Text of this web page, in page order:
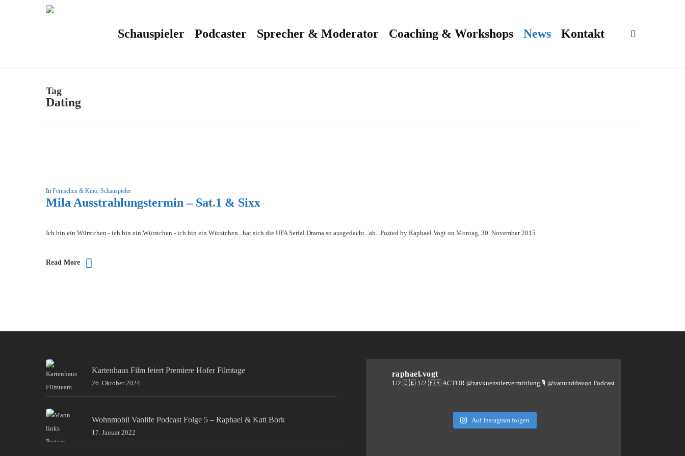
Schauspieler Podcaster Sprecher & Moderator Coaching & Workshops News Kontakt
Tag
Dating
In Fernsehen & Kino, Schauspieler
Mila Ausstrahlungstermin – Sat.1 & Sixx
Ich bin ein Würstchen - ich bin ein Würstchen - ich bin ein Würstchen...hat sich die UFA Serial Drama so ausgedacht...ab...Posted by Raphael Vogt on Montag, 30. November 2015
Read More
Kartenhaus Film feiert Premiere Hofer Filmtage
26. Oktober 2024
Wohnmobil Vanlife Podcast Folge 5 – Raphael & Kati Bork
17. Januar 2022
raphael.vogt
1/2 🇩🇪 1/2 🇫🇷 ACTOR @zavkuenstlervermittlung 🎙️ @vanunddavon Podcast
Auf Instagram folgen